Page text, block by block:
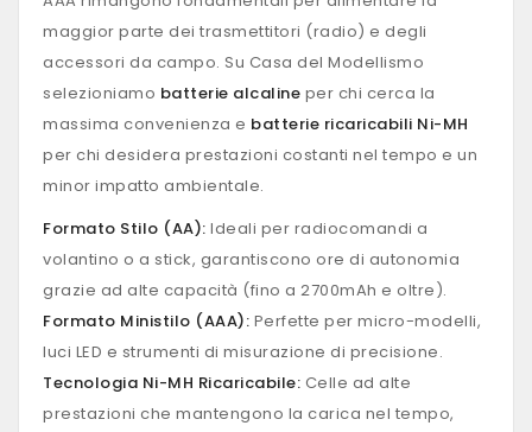
maggior parte dei trasmettitori (radio) e degli
accessori da campo. Su Casa del Modellismo
selezioniamo batterie alcaline per chi cerca la
massima convenienza e batterie ricaricabili Ni-MH
per chi desidera prestazioni costanti nel tempo e un
minor impatto ambientale.
Formato Stilo (AA): Ideali per radiocomandi a
volantino o a stick, garantiscono ore di autonomia
grazie ad alte capacità (fino a 2700mAh e oltre).
Formato Ministilo (AAA): Perfette per micro-modelli,
luci LED e strumenti di misurazione di precisione.
Tecnologia Ni-MH Ricaricabile: Celle ad alte
prestazioni che mantengono la carica nel tempo,